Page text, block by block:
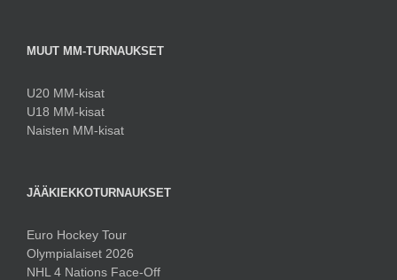
MUUT MM-TURNAUKSET
U20 MM-kisat
U18 MM-kisat
Naisten MM-kisat
JÄÄKIEKKOTURNAUKSET
Euro Hockey Tour
Olympialaiset 2026
NHL 4 Nations Face-Off